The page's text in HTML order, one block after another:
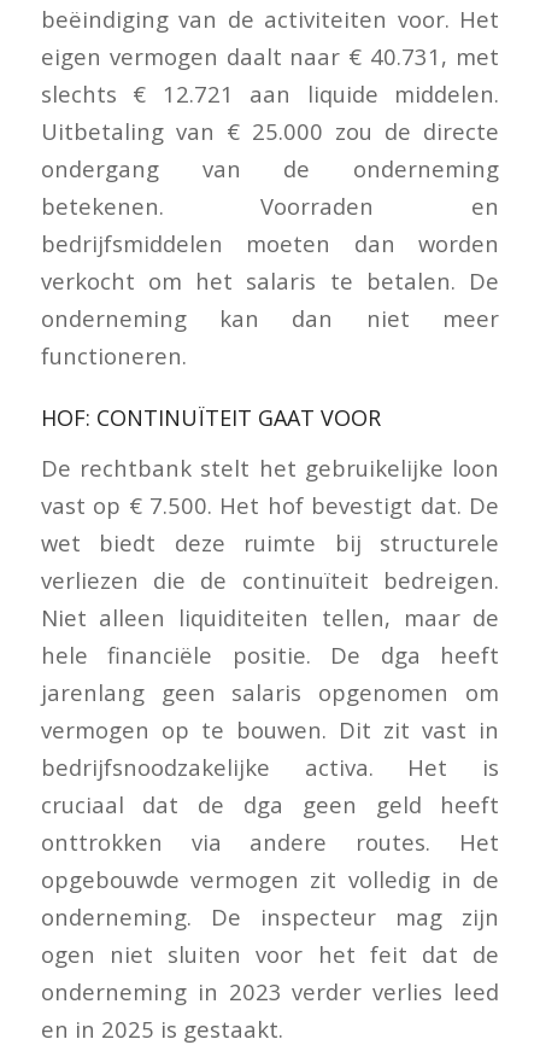
beëindiging van de activiteiten voor. Het
eigen vermogen daalt naar € 40.731, met
slechts € 12.721 aan liquide middelen.
Uitbetaling van € 25.000 zou de directe
ondergang van de onderneming
betekenen. Voorraden en
bedrijfsmiddelen moeten dan worden
verkocht om het salaris te betalen. De
onderneming kan dan niet meer
functioneren.
HOF: CONTINUÏTEIT GAAT VOOR
De rechtbank stelt het gebruikelijke loon
vast op € 7.500. Het hof bevestigt dat. De
wet biedt deze ruimte bij structurele
verliezen die de continuïteit bedreigen.
Niet alleen liquiditeiten tellen, maar de
hele financiële positie. De dga heeft
jarenlang geen salaris opgenomen om
vermogen op te bouwen. Dit zit vast in
bedrijfsnoodzakelijke activa. Het is
cruciaal dat de dga geen geld heeft
onttrokken via andere routes. Het
opgebouwde vermogen zit volledig in de
onderneming. De inspecteur mag zijn
ogen niet sluiten voor het feit dat de
onderneming in 2023 verder verlies leed
en in 2025 is gestaakt.